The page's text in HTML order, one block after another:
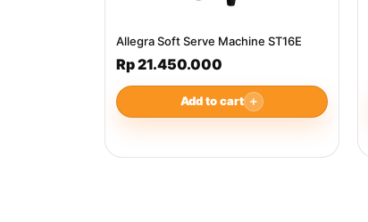
Allegra Soft Serve Machine ST16E
Rp 21.450.000
Add to cart ＋